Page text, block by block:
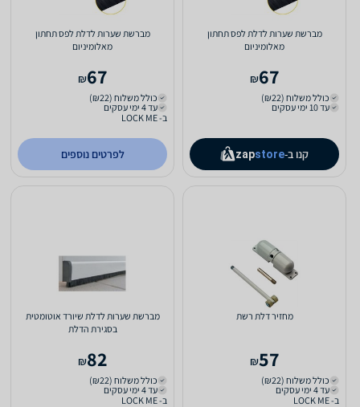
מברשת שערות לדלת לפס תחתון
מאלומיניום
67
₪
כולל משלוח (₪22)
עד 10 ימי עסקים
קנו ב- zapstore
מברשת שערות לדלת לפס תחתון
מאלומיניום
67
₪
כולל משלוח (₪22)
עד 4 ימי עסקים
ב- LOCK ME
לפרטים נוספים
מחזיר דלת רשת
57
₪
כולל משלוח (₪22)
עד 4 ימי עסקים
ב- LOCK ME
מברשת שערות לדלת שיורד אוטומטית
בסגירת הדלת
82
₪
כולל משלוח (₪22)
עד 4 ימי עסקים
ב- LOCK ME